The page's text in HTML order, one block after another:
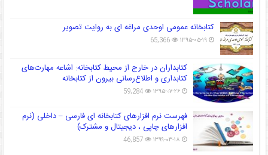
کتابخانه عمومی اوحدی مراغه ای به روایت تصویر
۱۳۹۵-۰۵-۱۹ 65,366
کتابداران در خارج از محیط کتابخانه: اشاعه مهارت‌های
کتابداری و اطلاع‌رسانی بیرون از کتابخانه
۱۳۹۵-۰۷-۲۶ 59,284
فهرست نرم افزارهای کتابخانه ای فارسی – داخلی (نرم
افزارهای چاپی ، دیجیتال و مشترک)
۱۳۹۹-۰۳-۱۸ 46,857